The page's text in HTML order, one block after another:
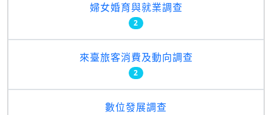
婦女婚育與就業調查
2
來臺旅客消費及動向調查
2
數位發展調查